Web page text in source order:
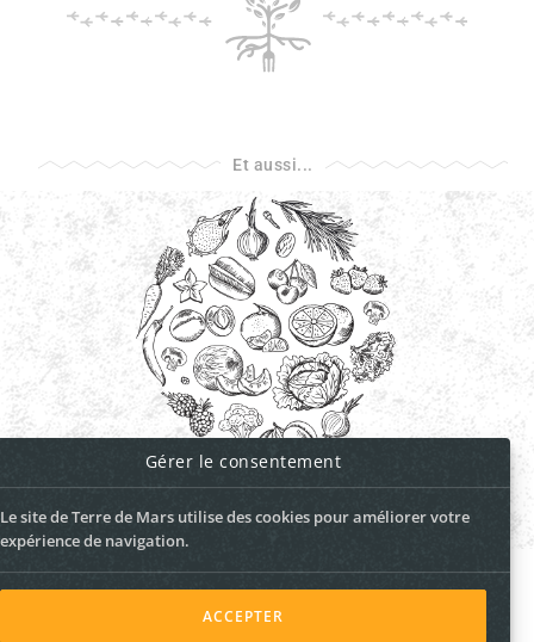
Gérer le consentement
Le site de Terre de Mars utilise des cookies pour améliorer votre
expérience de navigation.
ACCEPTER
Et aussi...
Nos 3 marchés bio
Samedi, dimanche & mardi
EN SAVOIR PLUS